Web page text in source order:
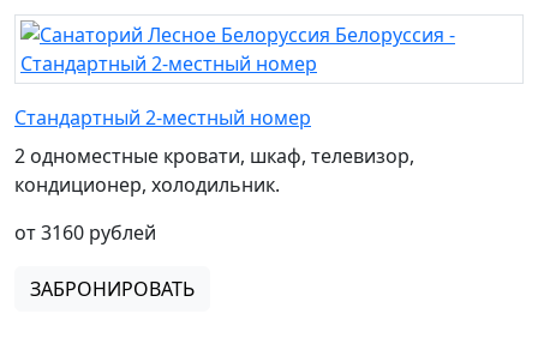
Стандартный 2-местный номер
2 одноместные кровати, шкаф, телевизор,
кондиционер, холодильник.
от 3160 рублей
ЗАБРОНИРОВАТЬ